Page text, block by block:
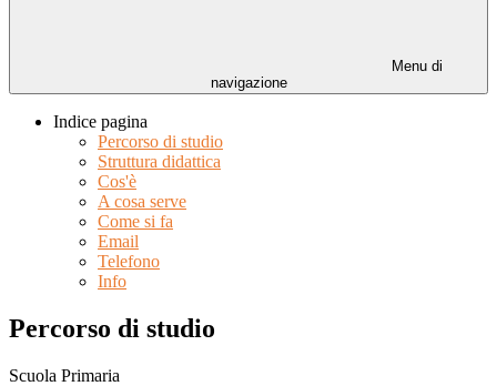
Menu di
navigazione
Indice pagina
Percorso di studio
Struttura didattica
Cos'è
A cosa serve
Come si fa
Email
Telefono
Info
Percorso di studio
Scuola Primaria